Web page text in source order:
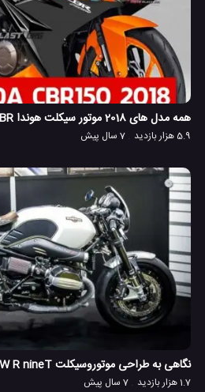
همه مدل های 2018 موتور سیکلت هوندا CBR
5.9 هزار بازدید 7 سال پیش
نگاهی به طراحی موتوروسیکلت BMW R nineT
1.7 هزار بازدید 7 سال پیش